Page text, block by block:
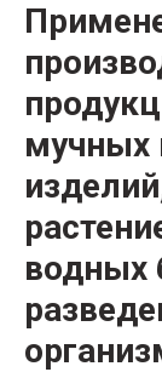
мучных
водных